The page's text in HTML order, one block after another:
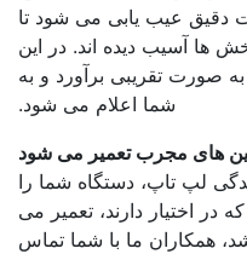
یابی می شود تا
دیده اند. در این
تقریبی برآورد و به
شما اعلام می شود.
مجرب تعمیر می شود
دستگاه شما را
دارند، تعمیر می
ما با شما تماس